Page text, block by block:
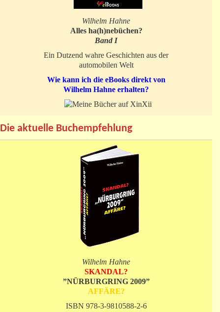
Wilhelm Hahne
Alles ha(h)nebüchen?
Band I
Ein Dutzend wahre Geschichten aus der
automobilen Welt
Wie kann ich die eBooks direkt von
Wilhelm Hahne erhalten?
Die aktuelle Buchempfehlung
Wilhelm Hahne
SKANDAL?
”NÜRBURGRING 2009”
AFFÄRE?
ISBN 978-3-9810588-2-6